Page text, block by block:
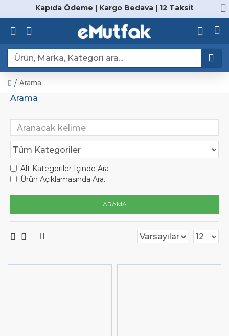
Kapıda Ödeme | Kargo Bedava | 12 Taksit
Arama
Arama
Alt Kategoriler Içinde Ara
Ürün Açıklamasında Ara.
ARAMA